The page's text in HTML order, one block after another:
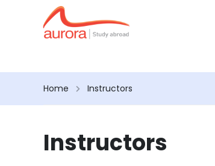
Home Instructors
Instructors